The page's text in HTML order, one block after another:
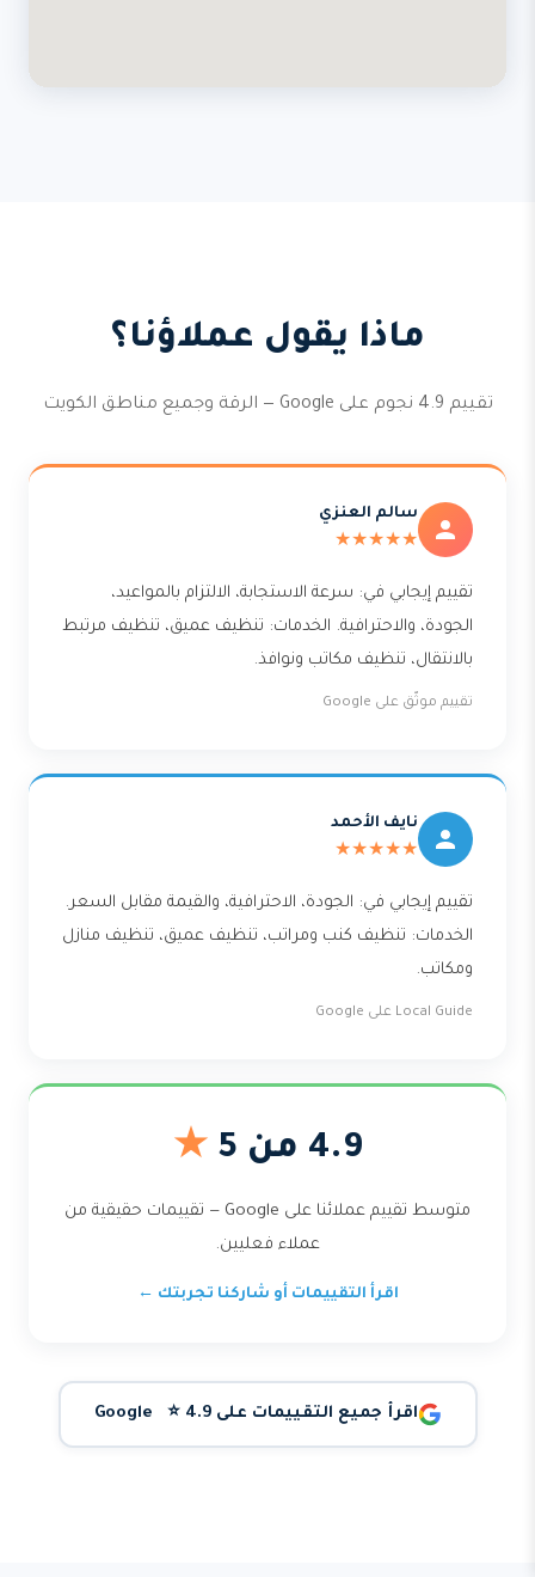
ماذا يقول عملاؤنا؟
تقييم 4.9 نجوم على Google — الرقة وجميع مناطق الكويت
سالم العنزي
★★★★★
تقييم إيجابي في: سرعة الاستجابة، الالتزام بالمواعيد،
الجودة، والاحترافية. الخدمات: تنظيف عميق، تنظيف مرتبط
بالانتقال، تنظيف مكاتب ونوافذ.
تقييم موثّق على Google
نايف الأحمد
★★★★★
تقييم إيجابي في: الجودة، الاحترافية، والقيمة مقابل السعر.
الخدمات: تنظيف كنب ومراتب، تنظيف عميق، تنظيف منازل
ومكاتب.
Local Guide على Google
4.9 من 5 ★
متوسط تقييم عملائنا على Google — تقييمات حقيقية من
عملاء فعليين.
اقرأ التقييمات أو شاركنا تجربتك ←
اقرأ جميع التقييمات على Google ⭐ 4.9